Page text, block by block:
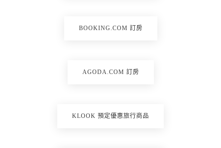
BOOKING.COM 訂房
AGODA.COM 訂房
KLOOK 預定優惠旅行商品